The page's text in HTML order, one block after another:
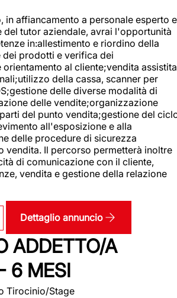
in affiancamento a personale esperto e
del tutor aziendale, avrai l'opportunità
in:allestimento e riordino della
prodotti e verifica dei
al cliente;vendita assistita
della cassa, scanner per
delle diverse modalità di
delle vendite;organizzazione
del punto vendita;gestione del
all'esposizione e alla
delle procedure di sicurezza
vendita. Il percorso permetterà inoltre
di comunicazione con il cliente,
vendita e gestione della relazione
Dettaglio annuncio
ADDETTO/A
6 MESI
Tirocinio/Stage